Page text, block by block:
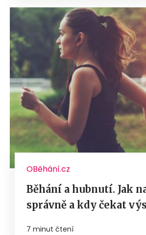
OBěhání.cz
Běhání a hubnutí. Jak
správně a kdy čekat
7 minut čtení